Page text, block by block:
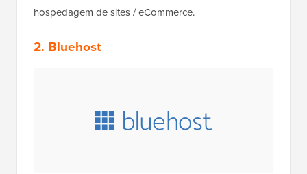
hospedagem de sites / eCommerce.
2. Bluehost